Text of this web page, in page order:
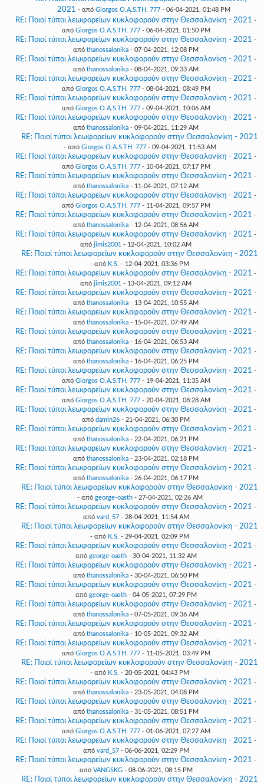
2021 - από Giorgos O.A.S.TH. 777- 06-04-2021, 01:48 PM
RE: Ποιοί τύποι λεωφορείων κυκλοφορούν στην Θεσσαλονίκη - 2021 -
από Giorgos O.A.S.TH. 777- 06-04-2021, 01:50 PM
RE: Ποιοί τύποι λεωφορείων κυκλοφορούν στην Θεσσαλονίκη - 2021 -
από thanossalonika - 07-04-2021, 12:08 PM
RE: Ποιοί τύποι λεωφορείων κυκλοφορούν στην Θεσσαλονίκη - 2021 -
από thanossalonika - 08-04-2021, 09:33 AM
RE: Ποιοί τύποι λεωφορείων κυκλοφορούν στην Θεσσαλονίκη - 2021 -
από Giorgos O.A.S.TH. 777- 08-04-2021, 08:49 PM
RE: Ποιοί τύποι λεωφορείων κυκλοφορούν στην Θεσσαλονίκη - 2021 -
από Giorgos O.A.S.TH. 777- 09-04-2021, 10:06 AM
RE: Ποιοί τύποι λεωφορείων κυκλοφορούν στην Θεσσαλονίκη - 2021 -
από thanossalonika - 09-04-2021, 11:29 AM
RE: Ποιοί τύποι λεωφορείων κυκλοφορούν στην Θεσσαλονίκη - 2021
- από Giorgos O.A.S.TH. 777- 09-04-2021, 11:53 AM
RE: Ποιοί τύποι λεωφορείων κυκλοφορούν στην Θεσσαλονίκη - 2021 -
από Giorgos O.A.S.TH. 777- 10-04-2021, 07:17 PM
RE: Ποιοί τύποι λεωφορείων κυκλοφορούν στην Θεσσαλονίκη - 2021 -
από thanossalonika - 11-04-2021, 07:12 AM
RE: Ποιοί τύποι λεωφορείων κυκλοφορούν στην Θεσσαλονίκη - 2021 -
από Giorgos O.A.S.TH. 777- 11-04-2021, 09:57 PM
RE: Ποιοί τύποι λεωφορείων κυκλοφορούν στην Θεσσαλονίκη - 2021 -
από thanossalonika - 12-04-2021, 08:56 AM
RE: Ποιοί τύποι λεωφορείων κυκλοφορούν στην Θεσσαλονίκη - 2021 -
από jimis2001 - 12-04-2021, 10:02 AM
RE: Ποιοί τύποι λεωφορείων κυκλοφορούν στην Θεσσαλονίκη - 2021
- από K.S. - 12-04-2021, 03:36 PM
RE: Ποιοί τύποι λεωφορείων κυκλοφορούν στην Θεσσαλονίκη - 2021 -
από jimis2001 - 13-04-2021, 09:12 AM
RE: Ποιοί τύποι λεωφορείων κυκλοφορούν στην Θεσσαλονίκη - 2021 -
από thanossalonika - 13-04-2021, 10:55 AM
RE: Ποιοί τύποι λεωφορείων κυκλοφορούν στην Θεσσαλονίκη - 2021 -
από thanossalonika - 15-04-2021, 07:49 AM
RE: Ποιοί τύποι λεωφορείων κυκλοφορούν στην Θεσσαλονίκη - 2021 -
από thanossalonika - 16-04-2021, 06:53 AM
RE: Ποιοί τύποι λεωφορείων κυκλοφορούν στην Θεσσαλονίκη - 2021 -
από thanossalonika - 16-04-2021, 06:25 PM
RE: Ποιοί τύποι λεωφορείων κυκλοφορούν στην Θεσσαλονίκη - 2021 -
από Giorgos O.A.S.TH. 777- 19-04-2021, 11:35 AM
RE: Ποιοί τύποι λεωφορείων κυκλοφορούν στην Θεσσαλονίκη - 2021 -
από Giorgos O.A.S.TH. 777- 20-04-2021, 08:28 AM
RE: Ποιοί τύποι λεωφορείων κυκλοφορούν στην Θεσσαλονίκη - 2021 -
από damin26 - 21-04-2021, 06:30 PM
RE: Ποιοί τύποι λεωφορείων κυκλοφορούν στην Θεσσαλονίκη - 2021 -
από thanossalonika - 22-04-2021, 06:21 PM
RE: Ποιοί τύποι λεωφορείων κυκλοφορούν στην Θεσσαλονίκη - 2021 -
από thanossalonika - 23-04-2021, 02:18 PM
RE: Ποιοί τύποι λεωφορείων κυκλοφορούν στην Θεσσαλονίκη - 2021 -
από thanossalonika - 26-04-2021, 06:17 PM
RE: Ποιοί τύποι λεωφορείων κυκλοφορούν στην Θεσσαλονίκη - 2021
- από george-oasth- 27-04-2021, 02:26 AM
RE: Ποιοί τύποι λεωφορείων κυκλοφορούν στην Θεσσαλονίκη - 2021 -
από vard_57- 28-04-2021, 11:54 AM
RE: Ποιοί τύποι λεωφορείων κυκλοφορούν στην Θεσσαλονίκη - 2021
- από K.S. - 29-04-2021, 02:09 PM
RE: Ποιοί τύποι λεωφορείων κυκλοφορούν στην Θεσσαλονίκη - 2021 -
από george-oasth- 30-04-2021, 11:32 AM
RE: Ποιοί τύποι λεωφορείων κυκλοφορούν στην Θεσσαλονίκη - 2021 -
από thanossalonika - 30-04-2021, 06:50 PM
RE: Ποιοί τύποι λεωφορείων κυκλοφορούν στην Θεσσαλονίκη - 2021 -
από george-oasth- 04-05-2021, 07:29 PM
RE: Ποιοί τύποι λεωφορείων κυκλοφορούν στην Θεσσαλονίκη - 2021 -
από thanossalonika - 07-05-2021, 09:36 AM
RE: Ποιοί τύποι λεωφορείων κυκλοφορούν στην Θεσσαλονίκη - 2021 -
από thanossalonika - 10-05-2021, 09:32 AM
RE: Ποιοί τύποι λεωφορείων κυκλοφορούν στην Θεσσαλονίκη - 2021 -
από Giorgos O.A.S.TH. 777- 11-05-2021, 03:49 PM
RE: Ποιοί τύποι λεωφορείων κυκλοφορούν στην Θεσσαλονίκη - 2021
- από K.S. - 20-05-2021, 04:43 PM
RE: Ποιοί τύποι λεωφορείων κυκλοφορούν στην Θεσσαλονίκη - 2021 -
από thanossalonika - 23-05-2021, 04:08 PM
RE: Ποιοί τύποι λεωφορείων κυκλοφορούν στην Θεσσαλονίκη - 2021 -
από thanossalonika - 31-05-2021, 08:51 PM
RE: Ποιοί τύποι λεωφορείων κυκλοφορούν στην Θεσσαλονίκη - 2021 -
από Giorgos O.A.S.TH. 777- 01-06-2021, 07:27 AM
RE: Ποιοί τύποι λεωφορείων κυκλοφορούν στην Θεσσαλονίκη - 2021 -
από vard_57- 06-06-2021, 02:29 PM
RE: Ποιοί τύποι λεωφορείων κυκλοφορούν στην Θεσσαλονίκη - 2021 -
από VANGSKG- 08-06-2021, 08:15 PM
RE: Ποιοί τύποι λεωφορείων κυκλοφορούν στην Θεσσαλονίκη - 2021